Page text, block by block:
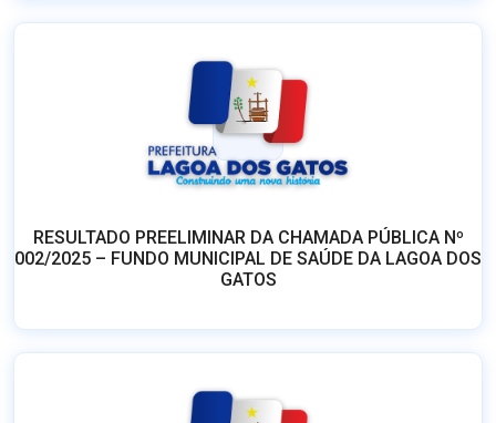
RESULTADO PREELIMINAR DA CHAMADA PÚBLICA Nº
002/2025 – FUNDO MUNICIPAL DE SAÚDE DA LAGOA DOS
GATOS